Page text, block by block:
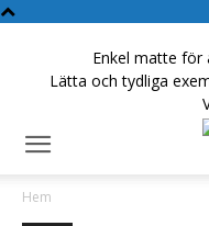
Enkel matte för
Lätta och tydliga
Hem